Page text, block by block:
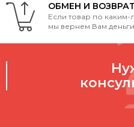
ОБМЕН И
Если товар по
мы вернем Вам